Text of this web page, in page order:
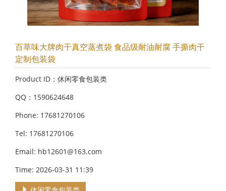
百草味大牌肉干真空蒸煮袋 食品级耐油耐腐 手撕肉干
定制包装袋
Product ID：休闲零食包装类
QQ：1590624648
Phone: 17681270106
Tel: 17681270106
Email: hb12601@163.com
Time: 2026-03-31 11:39